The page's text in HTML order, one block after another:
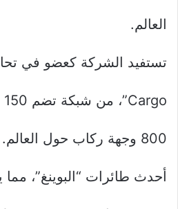
العالم.
800 وجهة ركاب حول
أحدث طائرات “البوينغ”،